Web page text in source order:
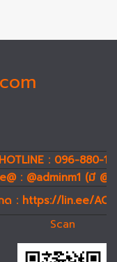
HOTLINE : 096-880-
: @adminm1 (มี
ด : https://lin.ee/
Scan